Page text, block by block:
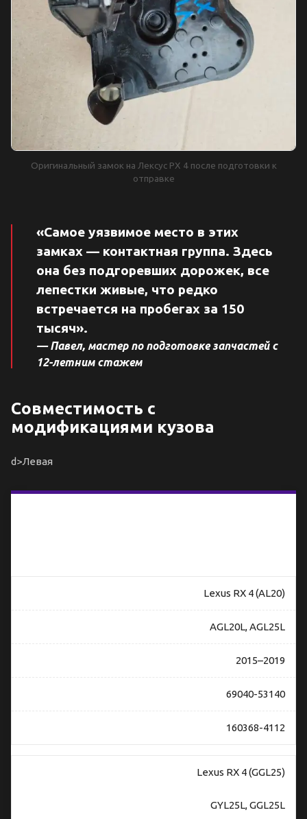
Оригинальный замок на Лексус РХ 4 после подготовки к
отправке
«Самое уязвимое место в этих
замках — контактная группа. Здесь
она без подгоревших дорожек, все
лепестки живые, что редко
встречается на пробегах за 150
тысяч».
— Павел, мастер по подготовке запчастей с
12-летним стажем
Совместимость с
модификациями кузова
d>Левая
Lexus RX 4 (AL20)
AGL20L, AGL25L
2015–2019
69040-53140
160368-4112
Lexus RX 4 (GGL25)
GYL25L, GGL25L